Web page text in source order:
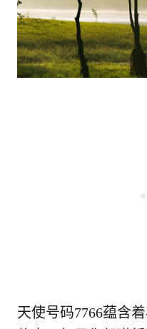
天使号码7766蕴含